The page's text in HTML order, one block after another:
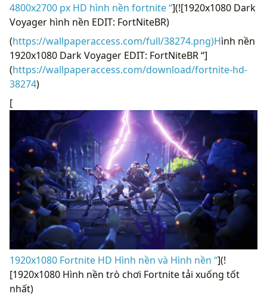
4800x2700 px HD hình nền fortnite “](![1920x1080 Dark
Voyager hình nền EDIT: FortNiteBR)
(https://wallpaperaccess.com/full/38274.png)Hình nền
1920x1080 Dark Voyager EDIT: FortNiteBR “]
(https://wallpaperaccess.com/download/fortnite-hd-
38274)
[
1920x1080 Fortnite HD Hình nền và Hình nền “](!
[1920x1080 Hình nền trò chơi Fortnite tải xuống tốt
nhất)